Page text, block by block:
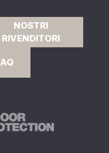
NOSTRI
RIVENDITORI